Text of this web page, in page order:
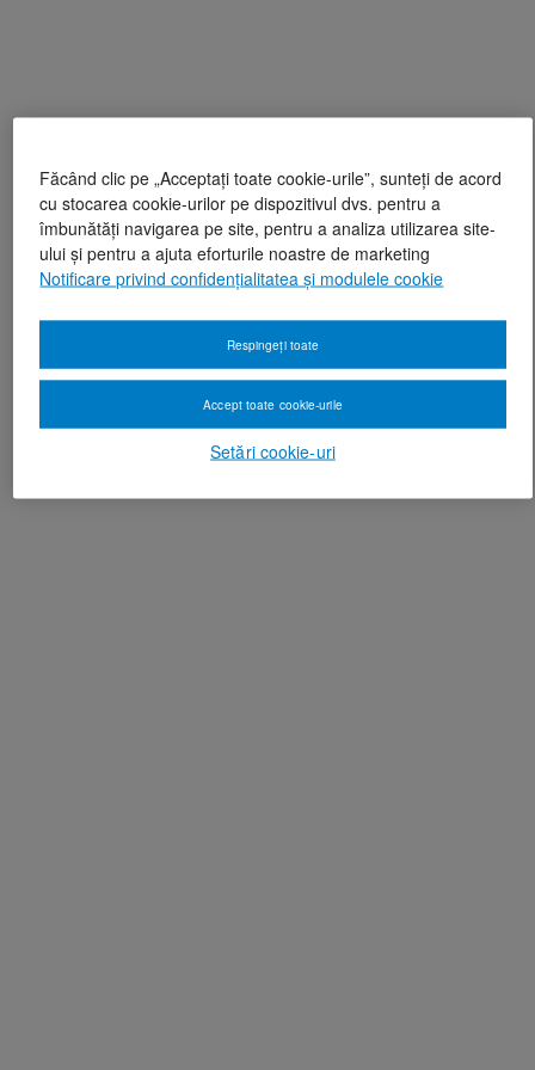
Făcând clic pe „Acceptați toate cookie-urile”, sunteți de acord
cu stocarea cookie-urilor pe dispozitivul dvs. pentru a
îmbunătăți navigarea pe site, pentru a analiza utilizarea site-
ului și pentru a ajuta eforturile noastre de marketing
Notificare privind confidențialitatea și modulele cookie
Setări cookie-uri
Respingeți toate
Accept toate cookie-urile